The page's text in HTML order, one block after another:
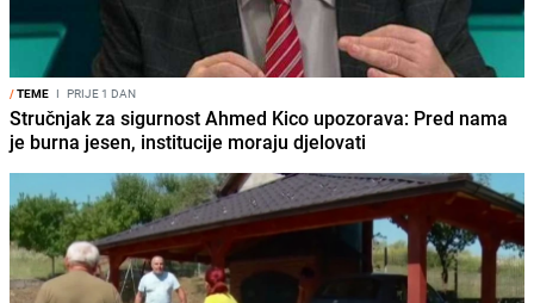
/TEME I PRIJE 1 DAN
Stručnjak za sigurnost Ahmed Kico upozorava: Pred nama
je burna jesen, institucije moraju djelovati